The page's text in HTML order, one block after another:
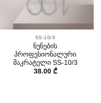
SS-10/3
ნუნების
პროფესიონალური
მაკრატელი SS-10/3
38.00 ₾